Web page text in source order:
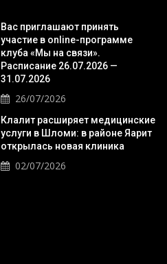
Вас приглашают принять
участие в online-программе
клуба «Мы на связи».
Расписание 26.07.2026 —
31.07.2026
26/07/2026
Клалит расширяет медицинские
услуги в Шломи: в районе Яарит
открылась новая клиника
02/07/2026